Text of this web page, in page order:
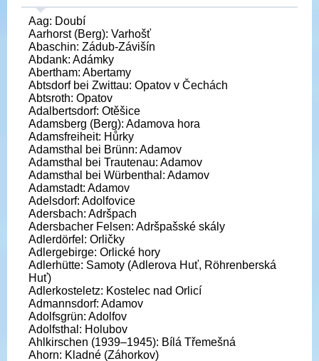
Aag: Doubí
Aarhorst (Berg): Varhošť
Abaschin: Zádub-Závišín
Abdank: Adámky
Abertham: Abertamy
Abtsdorf bei Zwittau: Opatov v Čechách
Abtsroth: Opatov
Adalbertsdorf: Otěšice
Adamsberg (Berg): Adamova hora
Adamsfreiheit: Hůrky
Adamsthal bei Brünn: Adamov
Adamsthal bei Trautenau: Adamov
Adamsthal bei Würbenthal: Adamov
Adamstadt: Adamov
Adelsdorf: Adolfovice
Adersbach: Adršpach
Adersbacher Felsen: Adršpašské skály
Adlerdörfel: Orličky
Adlergebirge: Orlické hory
Adlerhütte: Samoty (Adlerova Huť, Röhrenberská
Huť)
Adlerkosteletz: Kostelec nad Orlicí
Admannsdorf: Adamov
Adolfsgrün: Adolfov
Adolfsthal: Holubov
Ahlkirschen (1939–1945): Bílá Třemešná
Ahorn: Kladné (Záhorkov)